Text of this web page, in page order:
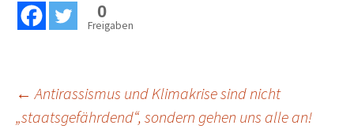
0
Freigaben
Beitragsnavigation
← Antirassismus und Klimakrise sind nicht
„staatsgefährdend“, sondern gehen uns alle an!